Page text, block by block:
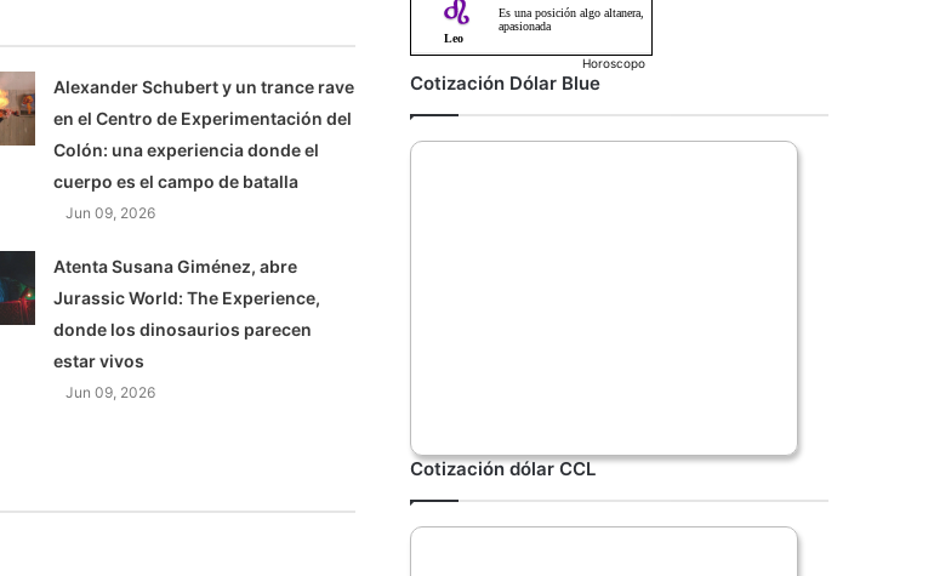
Alexander Schubert y un trance rave
en el Centro de Experimentación del
Colón: una experiencia donde el
cuerpo es el campo de batalla
Jun 09, 2026
Atenta Susana Giménez, abre
Jurassic World: The Experience,
donde los dinosaurios parecen
estar vivos
Jun 09, 2026
Horoscopo
Cotización Dólar Blue
Cotización dólar CCL